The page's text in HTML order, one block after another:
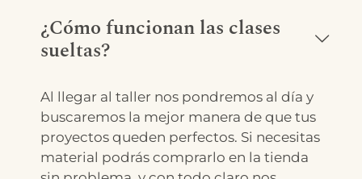
¿Cómo funcionan las clases
sueltas?
Al llegar al taller nos pondremos al día y
buscaremos la mejor manera de que tus
proyectos queden perfectos. Si necesitas
material podrás comprarlo en la tienda